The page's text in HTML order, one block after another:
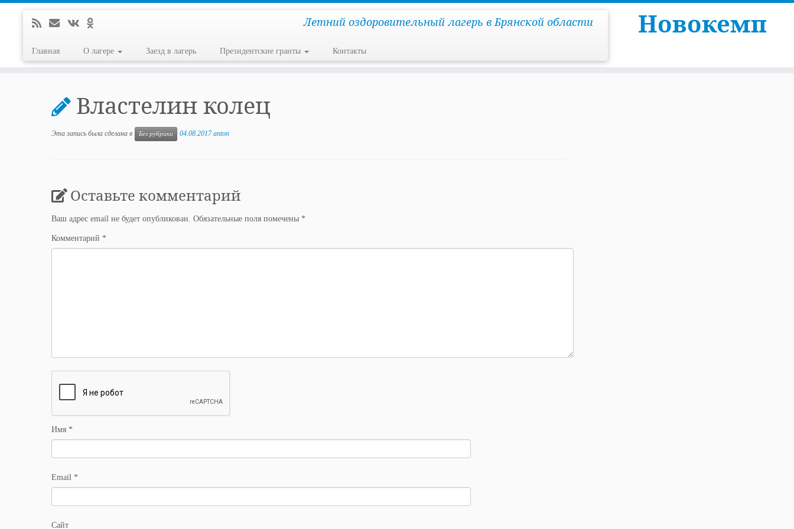
Новокемп
Летний оздоровительный лагерь в Брянской области
Главная О лагере Заезд в лагерь Президентские гранты Контакты
Властелин колец
Эта запись была сделана в Без рубрики 04.08.2017 anton
Оставьте комментарий
Ваш адрес email не будет опубликован. Обязательные поля помечены *
Комментарий *
Имя *
Email *
Сайт